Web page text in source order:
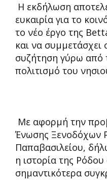
Η εκδήλωση
ευκαιρία για το
το νέο έργο της
και να συμμετάσχει
συζήτηση γύρω από
πολιτισμό του
Με αφορμή την
Ένωσης Ξενοδόχων
Παπαβασιλείου,
η ιστορία της
σημαντικότερα